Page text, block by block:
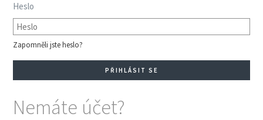
Heslo
Zapomněli jste heslo?
Nemáte účet?